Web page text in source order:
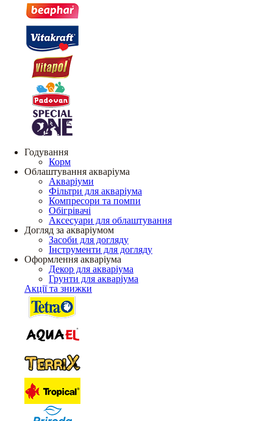
Годування
Корм
Облаштування акваріума
Акваріуми
Фільтри для акваріума
Компресори та помпи
Обігрівачі
Аксесуари для облаштування
Догляд за акваріумом
Засоби для догляду
Інструменти для догляду
Оформлення акваріума
Декор для акваріума
Грунти для акваріума
Акції та знижки